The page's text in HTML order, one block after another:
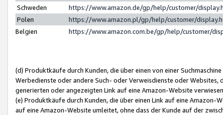
Schweden
https://www.amazon.de/gp/help/customer/
Polen
https://www.amazon.pl/gp/help/customer/
Belgien
https://www.amazon.com.be/gp/help/customer/
(d) Produktkäufe durch Kunden, die über einen von einer
Werbedienste oder andere Such- oder Verweisdienste oder Websites,
generierten oder angezeigten Link auf eine Amazon-Website
(e) Produktkäufe durch Kunden, die über einen Link auf eine
auf eine Amazon-Website umleitet, ohne dass der Kunde auf der